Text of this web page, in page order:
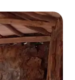
boissons